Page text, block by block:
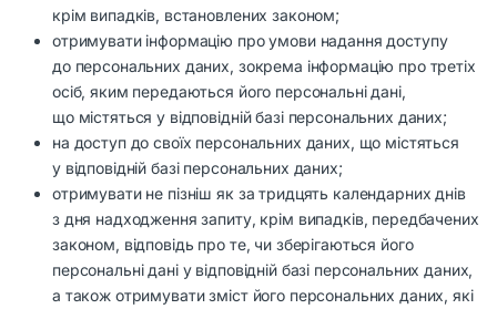
крім випадків, встановлених законом;
отримувати інформацію про умови надання доступу
до персональних даних, зокрема інформацію про третіх
осіб, яким передаються його персональні дані,
що містяться у відповідній базі персональних даних;
на доступ до своїх персональних даних, що містяться
у відповідній базі персональних даних;
отримувати не пізніш як за тридцять календарних днів
з дня надходження запиту, крім випадків, передбачених
законом, відповідь про те, чи зберігаються його
персональні дані у відповідній базі персональних даних,
а також отримувати зміст його персональних даних, які